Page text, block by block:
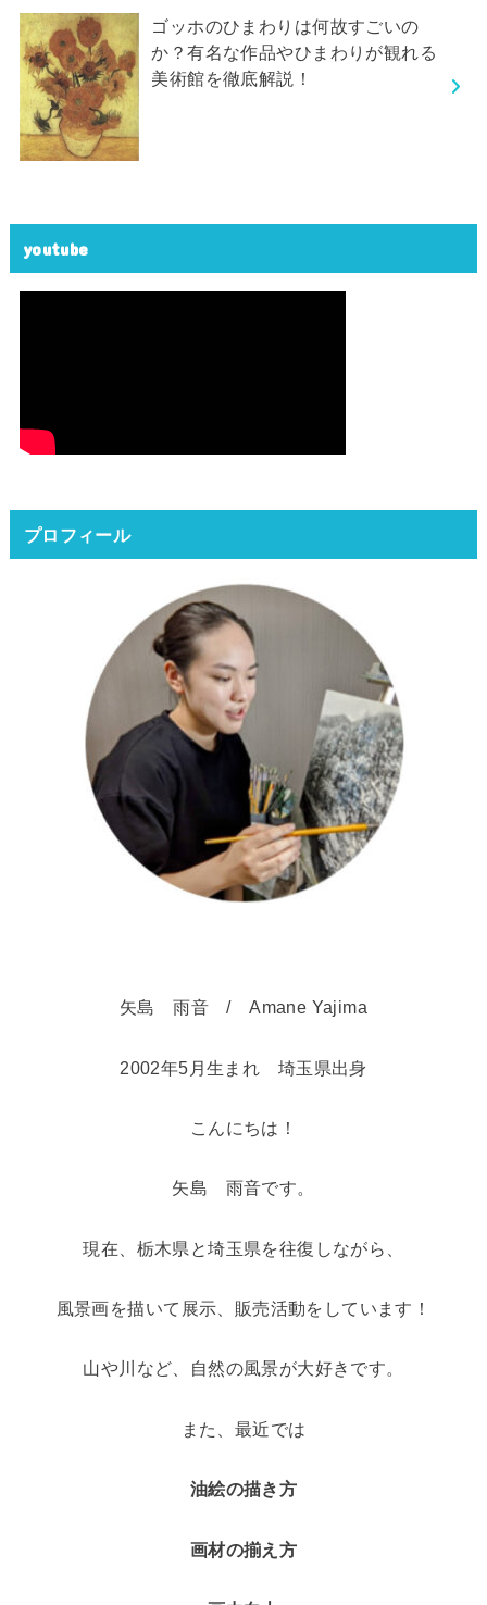
ゴッホのひまわりは何故すごいの
か？有名な作品やひまわりが観れる
美術館を徹底解説！
youtube
プロフィール
矢島 雨音 / Amane Yajima
2002年5月生まれ 埼玉県出身
こんにちは！
矢島 雨音です。
現在、栃木県と埼玉県を往復しながら、
風景画を描いて展示、販売活動をしています！
山や川など、自然の風景が大好きです。
また、最近では
油絵の描き方
画材の揃え方